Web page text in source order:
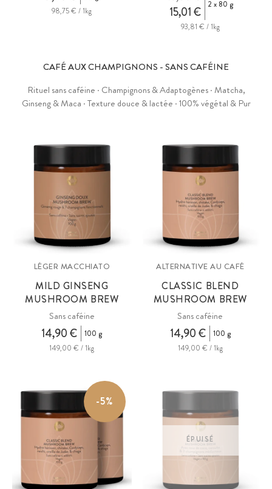
98,75 € / 1kg
15,01 € 2 x 80 g
93,81 € / 1kg
CAFÉ AUX CHAMPIGNONS - SANS CAFÉINE
Rituel sans caféine · Champignons & Adaptogènes · Matcha,
Ginseng & Maca · Texture douce & lactée · 100% végétal & Pur
LÉGER MACCHIATO
MILD GINSENG
MUSHROOM BREW
Sans caféine
14,90 €
100 g
149,00 € / 1kg
ALTERNATIVE AU CAFÉ
CLASSIC BLEND
MUSHROOM BREW
Sans caféine
14,90 €
100 g
149,00 € / 1kg
-5%
ÉPUISÉ